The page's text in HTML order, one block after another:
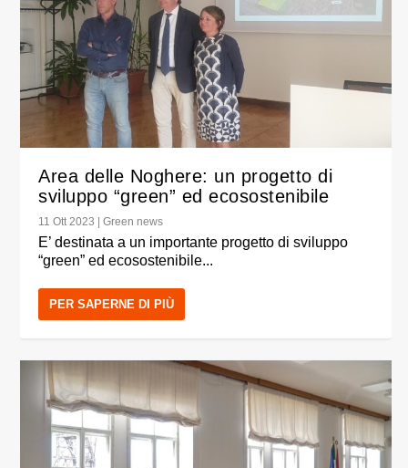
Area delle Noghere: un progetto di
sviluppo “green” ed ecosostenibile
11 Ott 2023 |Green news
E’ destinata a un importante progetto di sviluppo
“green” ed ecosostenibile...
PER SAPERNE DI PIÙ